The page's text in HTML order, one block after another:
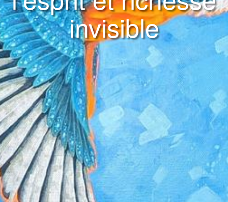
invisible